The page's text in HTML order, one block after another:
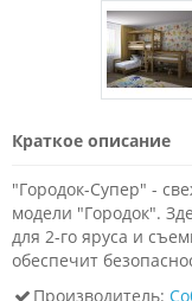
Краткое описание
"Городок-Супер" -
модели "Городок".
для 2-го яруса и
обеспечит
Производитель: